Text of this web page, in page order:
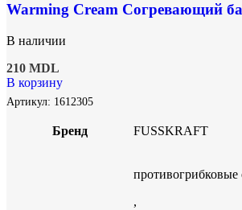
Warming Cream Согревающий
В наличии
210 MDL
В корзину
Артикул: 1612305
Бренд FUSSKRAFT
противогрибковые
,